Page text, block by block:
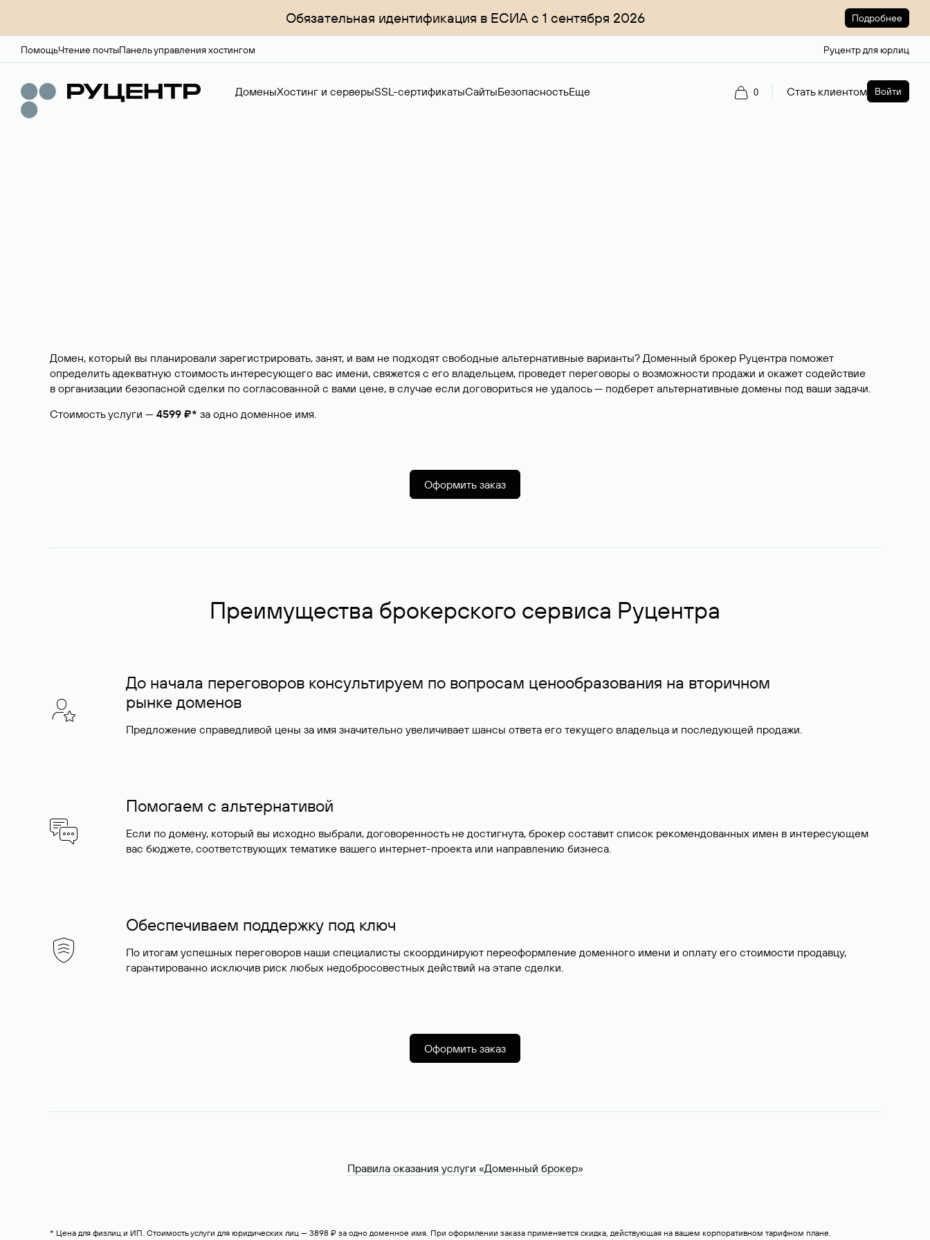
Обязательная идентификация в ЕСИА с 1 сентября 2026 Подробнее
ПомощьЧтение почтыПанель управления хостингом Руцентр для юрлиц
ДоменыХостинг и серверыSSL-сертификатыСайтыБезопасностьЕще 0 Стать клиентом Войти
Домен, который вы планировали зарегистрировать, занят, и вам не подходят свободные альтернативные варианты? Доменный брокер Руцентра поможет
определить адекватную стоимость интересующего вас имени, свяжется с его владельцем, проведет переговоры о возможности продажи и окажет содействие
в организации безопасной сделки по согласованной с вами цене, в случае если договориться не удалось — подберет альтернативные домены под ваши задачи.
Стоимость услуги — 4599 ₽* за одно доменное имя.
Оформить заказ
Преимущества брокерского сервиса Руцентра
До начала переговоров консультируем по вопросам ценообразования на вторичном
рынке доменов
Предложение справедливой цены за имя значительно увеличивает шансы ответа его текущего владельца и последующей продажи.
Помогаем с альтернативой
Если по домену, который вы исходно выбрали, договоренность не достигнута, брокер составит список рекомендованных имен в интересующем
вас бюджете, соответствующих тематике вашего интернет-проекта или направлению бизнеса.
Обеспечиваем поддержку под ключ
По итогам успешных переговоров наши специалисты скоординируют переоформление доменного имени и оплату его стоимости продавцу,
гарантированно исключив риск любых недобросовестных действий на этапе сделки.
Оформить заказ
Правила оказания услуги «Доменный брокер»
* Цена для физлиц и ИП. Стоимость услуги для юридических лиц — 3898 ₽ за одно доменное имя. При оформлении заказа применяется скидка, действующая на вашем корпоративном тарифном плане.